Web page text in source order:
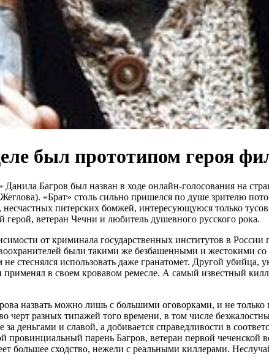
был прототипом героя
Багров был назван в ходе онлайн-голосования на
«Брат» столь сильно пришелся по душе зрителю
питерских бомжей, интересующуюся только
ветеран Чечни и любитель душевного русского рока.
от криминала государственных институтов в
были такими же безбашенными и жестокими
стеснялся использовать даже гранатомет. Другой
в своем кровавом ремесле. А самый известный
назвать можно лишь с большими оговорками, и не только
черт разных типажей того времени, в том числе
деньгами и славой, а добивается справедливости в
парень Багров, ветеран первой чеченской
сходство, нежели с реальными киллерами.